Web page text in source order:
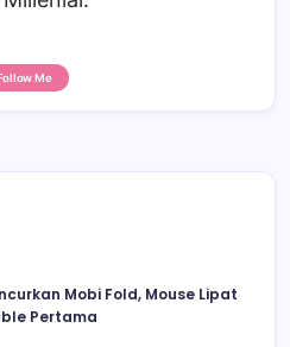
Me
Mobi Fold, Mouse Lipat
Pertama